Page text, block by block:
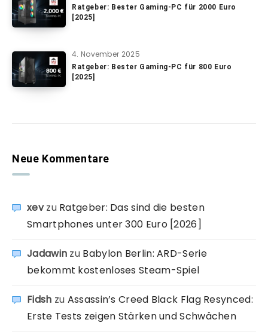
Ratgeber: Bester Gaming-PC für 2000 Euro
[2025]
4. November 2025
Ratgeber: Bester Gaming-PC für 800 Euro
[2025]
Neue Kommentare
xevzu Ratgeber: Das sind die besten
Smartphones unter 300 Euro [2026]
Jadawin zu Babylon Berlin: ARD-Serie
bekommt kostenloses Steam-Spiel
Fidsh zu Assassin’s Creed Black Flag Resynced:
Erste Tests zeigen Stärken und Schwächen